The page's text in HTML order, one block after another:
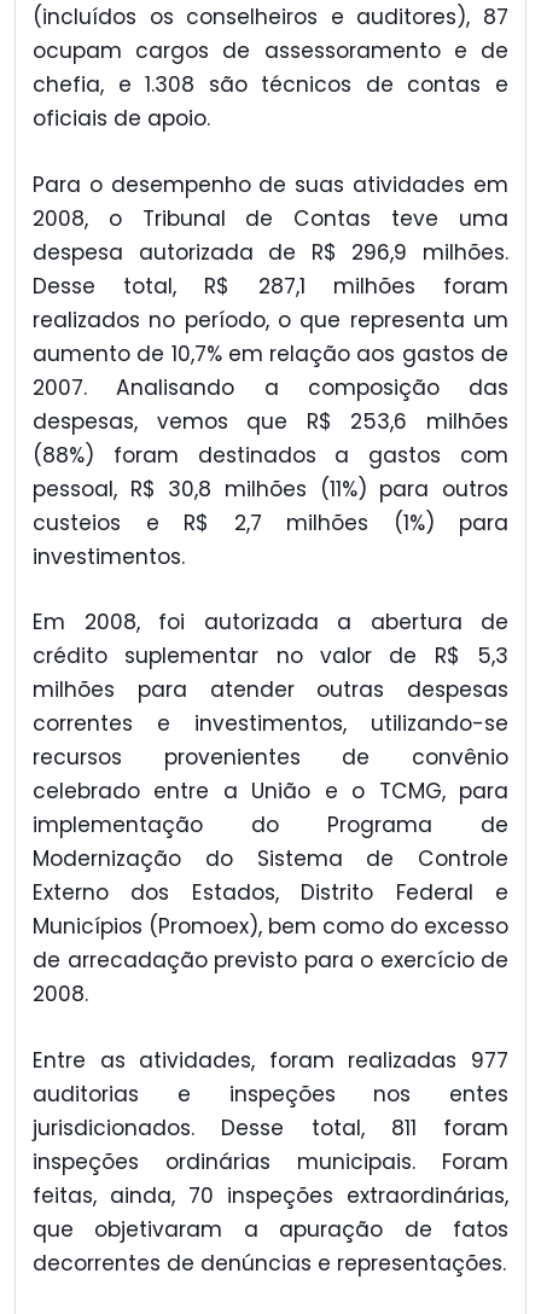
(incluídos os conselheiros e auditores), 87
ocupam cargos de assessoramento e de
chefia, e 1.308 são técnicos de contas e
oficiais de apoio.
Para o desempenho de suas atividades em
2008, o Tribunal de Contas teve uma
despesa autorizada de R$ 296,9 milhões.
Desse total, R$ 287,1 milhões foram
realizados no período, o que representa um
aumento de 10,7% em relação aos gastos de
2007. Analisando a composição das
despesas, vemos que R$ 253,6 milhões
(88%) foram destinados a gastos com
pessoal, R$ 30,8 milhões (11%) para outros
custeios e R$ 2,7 milhões (1%) para
investimentos.
Em 2008, foi autorizada a abertura de
crédito suplementar no valor de R$ 5,3
milhões para atender outras despesas
correntes e investimentos, utilizando-se
recursos provenientes de convênio
celebrado entre a União e o TCMG, para
implementação do Programa de
Modernização do Sistema de Controle
Externo dos Estados, Distrito Federal e
Municípios (Promoex), bem como do excesso
de arrecadação previsto para o exercício de
2008.
Entre as atividades, foram realizadas 977
auditorias e inspeções nos entes
jurisdicionados. Desse total, 811 foram
inspeções ordinárias municipais. Foram
feitas, ainda, 70 inspeções extraordinárias,
que objetivaram a apuração de fatos
decorrentes de denúncias e representações.